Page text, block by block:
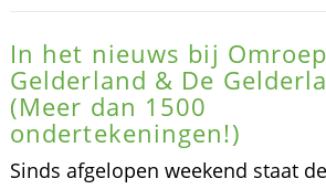
In het nieuws bij Omroep
Gelderland & De
(Meer dan 1500
ondertekeningen!)
Sinds afgelopen weekend staat